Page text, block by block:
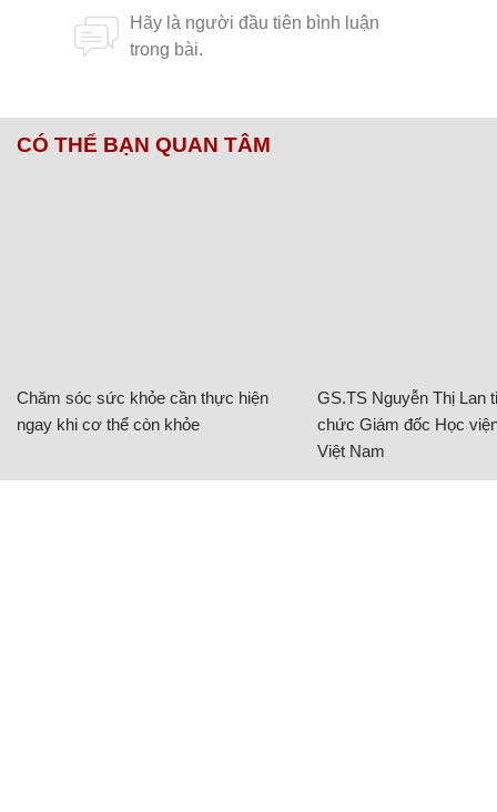
CÓ THỂ BẠN QUAN TÂM
Chăm sóc sức khỏe cần thực hiện
ngay khi cơ thể còn khỏe
GS.TS Nguyễn Thị Lan
chức Giám đốc Học
Việt Nam